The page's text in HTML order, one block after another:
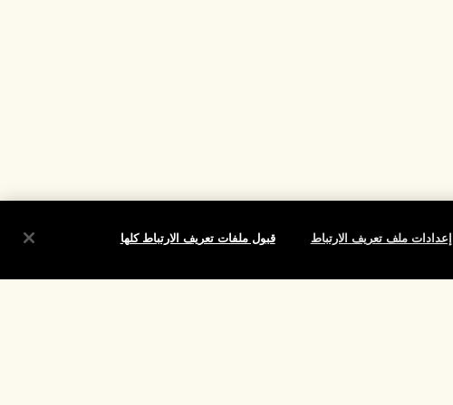
إعدادات ملف تعريف الارتباط قبول ملفات تعريف الارتباط كلها